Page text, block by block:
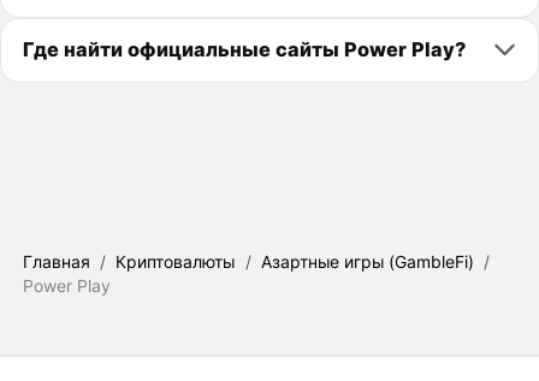
Где найти официальные сайты Power Play?
Главная / Криптовалюты / Азартные игры (GambleFi) /
Power Play